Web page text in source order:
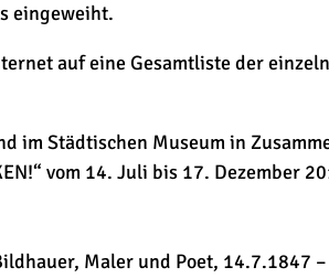
eingeweiht.
auf eine Gesamtliste der
im Städtischen Museum in
vom 14. Juli bis 17. Dezember
Maler und Poet, 14.7.1847